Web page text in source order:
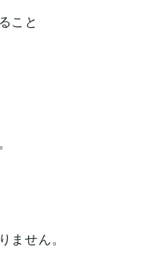
こと
ません。